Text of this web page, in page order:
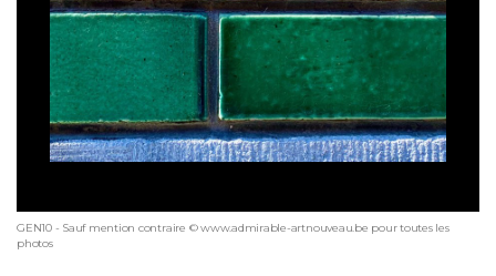
GEN10 - Sauf mention contraire © www.admirable-artnouveau.be pour toutes les
photos